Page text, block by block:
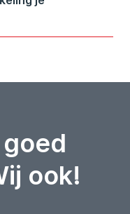
ook!